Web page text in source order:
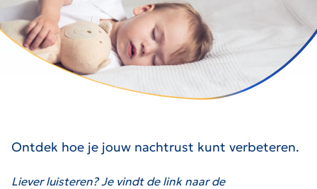
Ontdek hoe je jouw nachtrust kunt verbeteren.
Liever luisteren? Je vindt de link naar de